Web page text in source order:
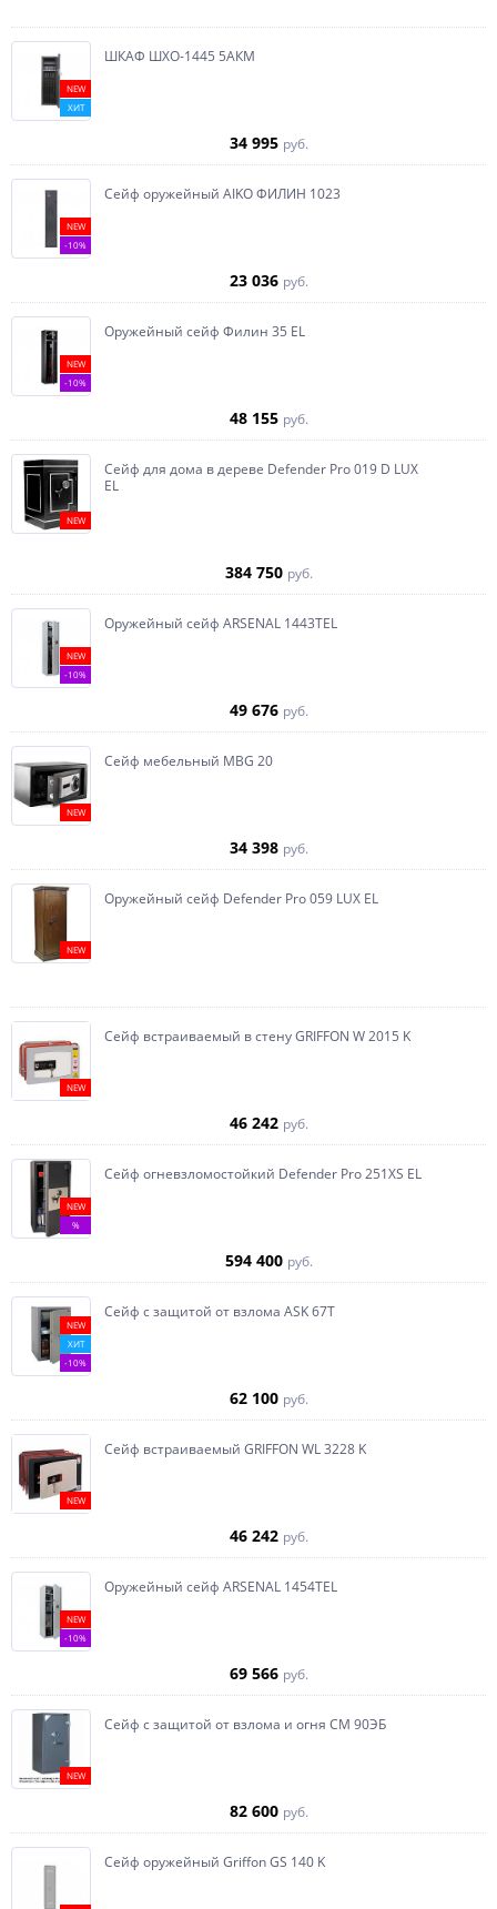
NEW
ХИТ
ШКАФ ШХО-1445 5АКМ
34 995 руб.
NEW
-10%
Сейф оружейный AIKO ФИЛИН 1023
23 036 руб.
NEW
-10%
Оружейный сейф Филин 35 EL
48 155 руб.
NEW
Сейф для дома в дереве Defender Pro 019 D LUX
EL
384 750 руб.
NEW
-10%
Оружейный сейф ARSENAL 1443ТEL
49 676 руб.
NEW
Сейф мебельный MBG 20
34 398 руб.
NEW
Оружейный сейф Defender Pro 059 LUX EL
NEW
Сейф встраиваемый в стену GRIFFON W 2015 K
46 242 руб.
NEW
%
Сейф огневзломостойкий Defender Pro 251XS EL
594 400 руб.
NEW
ХИТ
-10%
Сейф с защитой от взлома ASK 67T
62 100 руб.
NEW
Сейф встраиваемый GRIFFON WL 3228 K
46 242 руб.
NEW
-10%
Оружейный сейф ARSENAL 1454ТEL
69 566 руб.
NEW
Сейф с защитой от взлома и огня СМ 90ЭБ
82 600 руб.
Сейф оружейный Griffon GS 140 K